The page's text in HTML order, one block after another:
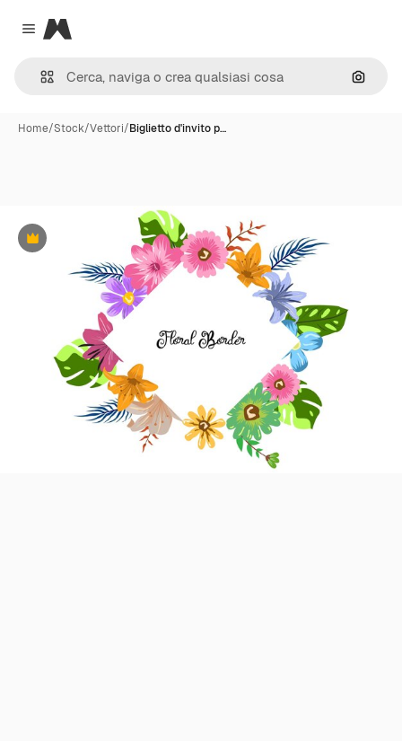
Close menu
Magnific
Cerca
Home/Stock/Vettori/Biglietto d'invito p…
Premium